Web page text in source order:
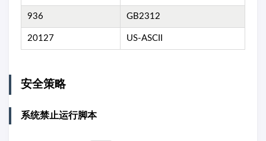
936 GB2312
20127 US-ASCII
安全策略
系统禁止运行脚本